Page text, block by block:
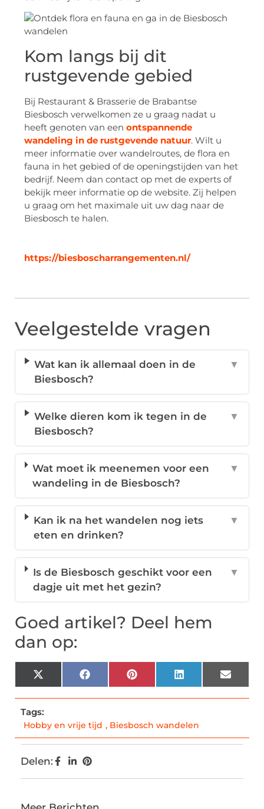
Kom langs bij dit
rustgevende gebied
Bij Restaurant & Brasserie de Brabantse
Biesbosch verwelkomen ze u graag nadat u
heeft genoten van een ontspannende
wandeling in de rustgevende natuur. Wilt u
meer informatie over wandelroutes, de flora en
fauna in het gebied of de openingstijden van het
bedrijf. Neem dan contact op met de experts of
bekijk meer informatie op de website. Zij helpen
u graag om het maximale uit uw dag naar de
Biesbosch te halen.
https://biesboscharrangementen.nl/
Veelgestelde vragen
Wat kan ik allemaal doen in de
Biesbosch?
▼
Welke dieren kom ik tegen in de
Biesbosch?
▼
Wat moet ik meenemen voor een
wandeling in de Biesbosch?
▼
Kan ik na het wandelen nog iets
eten en drinken?
▼
Is de Biesbosch geschikt voor een
dagje uit met het gezin?
▼
Goed artikel? Deel hem
dan op:
X
(Twitter)
FacebookPinterestLinkedInEmail
Tags:
Hobby en vrije tijd , Biesbosch wandelen
Delen: